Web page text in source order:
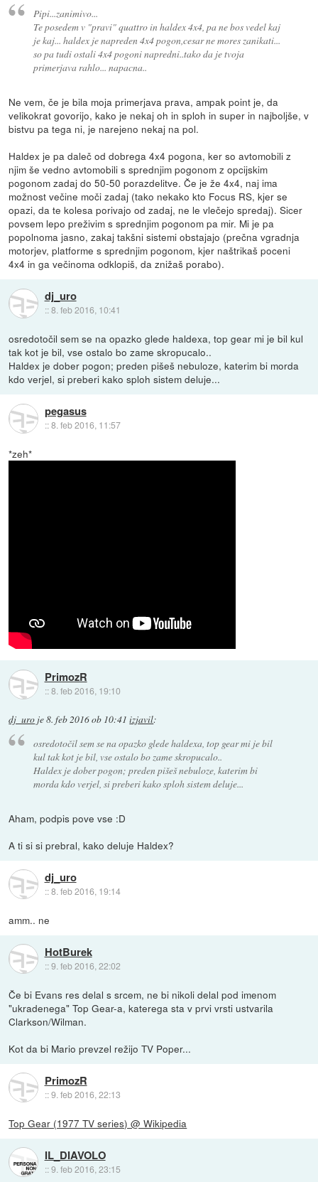
Pipi...zanimivo...
Te posedem v "pravi" quattro in haldex 4x4, pa ne bos vedel kaj
je kaj... haldex je napreden 4x4 pogon,cesar ne mores zanikati...
so pa tudi ostali 4x4 pogoni napredni..tako da je tvoja
primerjava rahlo... napacna..
Ne vem, če je bila moja primerjava prava, ampak point je, da
velikokrat govorijo, kako je nekaj oh in sploh in super in najboljše, v
bistvu pa tega ni, je narejeno nekaj na pol.
Haldex je pa daleč od dobrega 4x4 pogona, ker so avtomobili z
njim še vedno avtomobili s sprednjim pogonom z opcijskim
pogonom zadaj do 50-50 porazdelitve. Če je že 4x4, naj ima
možnost večine moči zadaj (tako nekako kto Focus RS, kjer se
opazi, da te kolesa porivajo od zadaj, ne le vlečejo spredaj). Sicer
povsem lepo preživim s sprednjim pogonom pa mir. Mi je pa
popolnoma jasno, zakaj takšni sistemi obstajajo (prečna vgradnja
motorjev, platforme s sprednjim pogonom, kjer naštrikaš poceni
4x4 in ga večinoma odklopiš, da znižaš porabo).
dj_uro
::8. feb 2016, 10:41
osredotočil sem se na opazko glede haldexa, top gear mi je bil kul
tak kot je bil, vse ostalo bo zame skropucalo..
Haldex je dober pogon; preden pišeš nebuloze, katerim bi morda
kdo verjel, si preberi kako sploh sistem deluje...
pegasus
::8. feb 2016, 11:57
*zeh*
PrimozR
::8. feb 2016, 19:10
dj_uro je8. feb 2016 ob 10:41 izjavil:
osredotočil sem se na opazko glede haldexa, top gear mi je bil
kul tak kot je bil, vse ostalo bo zame skropucalo..
Haldex je dober pogon; preden pišeš nebuloze, katerim bi
morda kdo verjel, si preberi kako sploh sistem deluje...
Aham, podpis pove vse :D
A ti si si prebral, kako deluje Haldex?
dj_uro
::8. feb 2016, 19:14
amm.. ne
HotBurek
::9. feb 2016, 22:02
Če bi Evans res delal s srcem, ne bi nikoli delal pod imenom
"ukradenega" Top Gear-a, katerega sta v prvi vrsti ustvarila
Clarkson/Wilman.
Kot da bi Mario prevzel režijo TV Poper...
PrimozR
::9. feb 2016, 22:13
Top Gear (1977 TV series) @ Wikipedia
IL_DIAVOLO
::9. feb 2016, 23:15